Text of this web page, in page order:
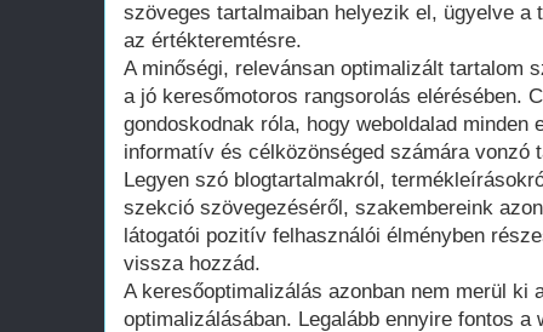
szöveges tartalmaiban helyezik el, ügyelve a
az értékteremtésre.
A minőségi, relevánsan optimalizált tartalom
a jó keresőmotoros rangsorolás elérésében.
gondoskodnak róla, hogy weboldalad minden
informatív és célközönséged számára vonzó
Legyen szó blogtartalmakról,
szekció szövegezéséről, szakembereink
látogatói pozitív felhasználói élményben
vissza hozzád.
A keresőoptimalizálás azonban nem merül ki
optimalizálásában. Legalább ennyire fontos a